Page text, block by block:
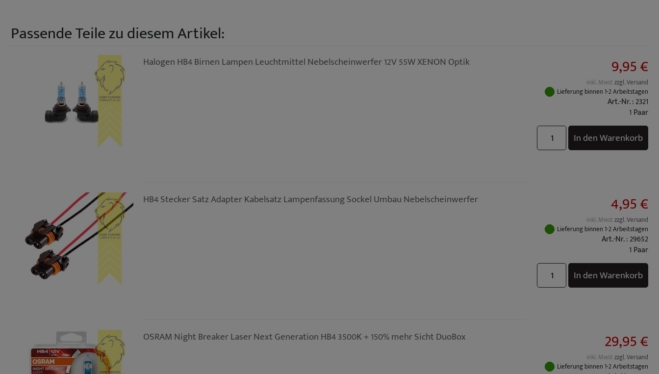
Passende Teile zu diesem Artikel:
Halogen HB4 Birnen Lampen Leuchtmittel Nebelscheinwerfer 12V 55W XENON Optik 9,95 €
inkl. Mwstzzgl. Versand
Lieferung binnen 1-2 Arbeitstagen
Art.-Nr. : 2321
1 Paar
In den Warenkorb
HB4 Stecker Satz Adapter Kabelsatz Lampenfassung Sockel Umbau Nebelscheinwerfer 4,95 €
inkl. Mwstzzgl. Versand
Lieferung binnen 1-2 Arbeitstagen
Art.-Nr. : 29652
1 Paar
In den Warenkorb
OSRAM Night Breaker Laser Next Generation HB4 3500K + 150% mehr Sicht DuoBox 29,95 €
inkl. Mwstzzgl. Versand
Lieferung binnen 1-2 Arbeitstagen